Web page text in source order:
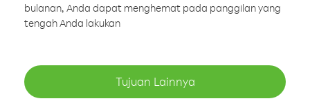
bulanan, Anda dapat menghemat pada panggilan yang
tengah Anda lakukan
Tujuan Lainnya